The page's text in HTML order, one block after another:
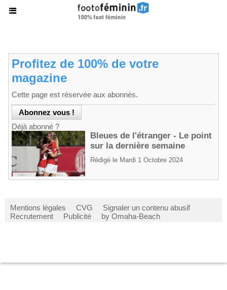
Profitez de 100% de votre
magazine
Cette page est réservée aux abonnés.
Déjà abonné ?
Bleues de l'étranger - Le point
sur la dernière semaine
Rédigé le Mardi 1 Octobre 2024
Mentions légales CVG
Signaler un contenu abusif
Recrutement
Publicité by Omaha-Beach